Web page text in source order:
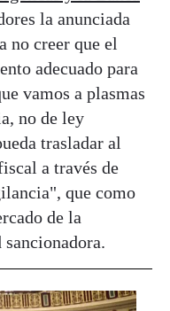
la anunciada
no creer que el
adecuado para
vamos a plasmas
no de ley
trasladar al
a través de
que como
de la